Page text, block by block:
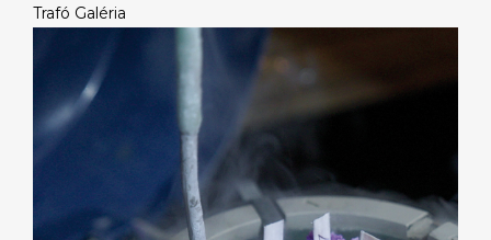
Trafó Galéria